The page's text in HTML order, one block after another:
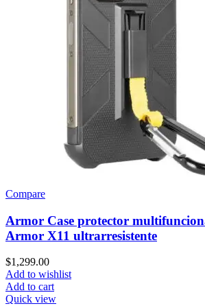
Compare
Armor Case protector
Armor X11 ultrarresistente
$1,299.00
Add to wishlist
Add to cart
Quick view